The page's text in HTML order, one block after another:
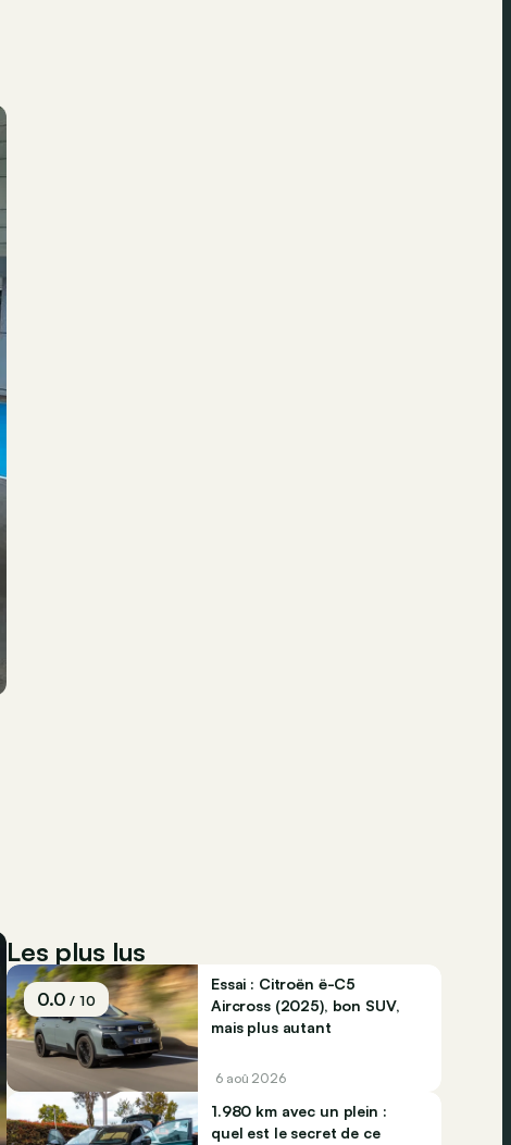
Les plus lus
0.0/ 10
Essai : Citroën ë-C5
Aircross (2025), bon SUV,
mais plus autant
6 aoû 2026
1.980 km avec un plein :
quel est le secret de ce